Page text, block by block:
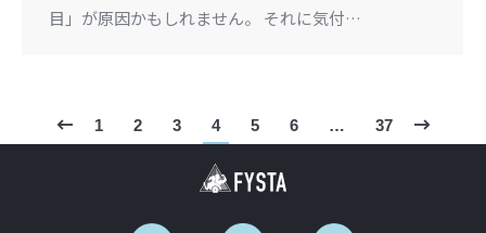
目」が原因かもしれません。 それに気付…
1 2 3 4 5 6 … 37